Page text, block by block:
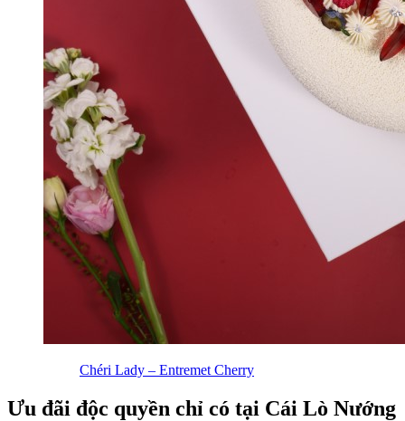
Chéri Lady – Entremet Cherry
Ưu đãi độc quyền chỉ có tại Cái Lò Nướng